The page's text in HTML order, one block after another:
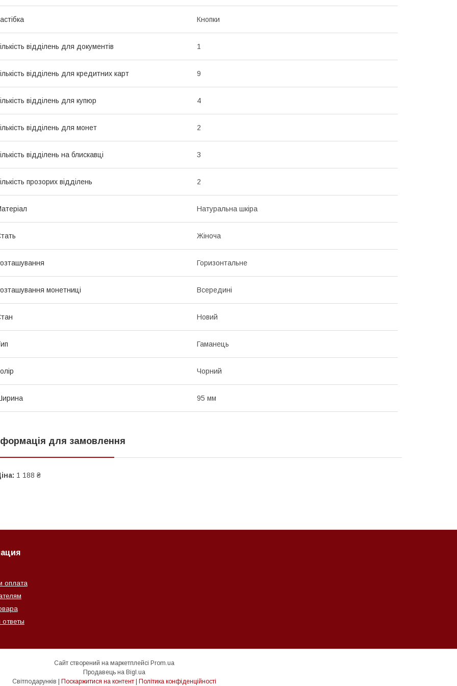
Кнопки
відділень для документів 1
відділень для кредитних карт 9
відділень для купюр 4
відділень для монет 2
відділень на блискавці 3
прозорих відділень 2
Натуральна шкіра
Жіноча
Горизонтальне
монетниці Всередині
Новий
Гаманець
Чорний
95 мм
для замовлення
1 188 ₴
оплата
Сайт створений на маркетплейсі Prom.ua
Продавець на Bigl.ua
Поскаржитися на контент Політика конфіденційності